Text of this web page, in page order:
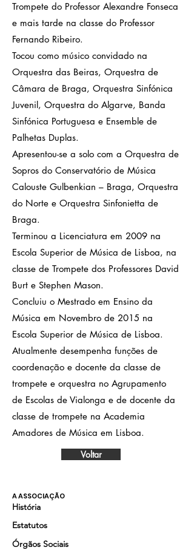
Trompete do Professor Alexandre Fonseca
e mais tarde na classe do Professor
Fernando Ribeiro.
Tocou como músico convidado na
Orquestra das Beiras, Orquestra de
Câmara de Braga, Orquestra Sinfónica
Juvenil, Orquestra do Algarve, Banda
Sinfónica Portuguesa e Ensemble de
Palhetas Duplas.
Apresentou-se a solo com a Orquestra de
Sopros do Conservatório de Música
Calouste Gulbenkian – Braga, Orquestra
do Norte e Orquestra Sinfonietta de
Braga.
Terminou a Licenciatura em 2009 na
Escola Superior de Música de Lisboa, na
classe de Trompete dos Professores David
Burt e Stephen Mason.
Concluiu o Mestrado em Ensino da
Música em Novembro de 2015 na
Escola Superior de Música de Lisboa.
Atualmente desempenha funções de
coordenação e docente da classe de
trompete e orquestra no Agrupamento
de Escolas de Vialonga e de docente da
classe de trompete na Academia
Amadores de Música em Lisboa.
Voltar
A ASSOCIAÇÃO
História
Estatutos
Órgãos Sociais